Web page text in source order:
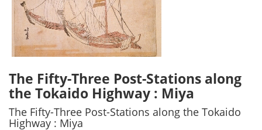
The Fifty-Three Post-Stations along
the Tokaido Highway : Miya
The Fifty-Three Post-Stations along the Tokaido
Highway : Miya